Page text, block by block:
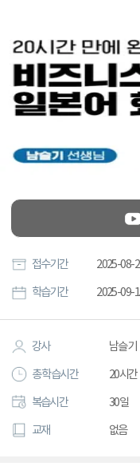
접수기간 2025-08-
학습기간 2025-09-
강사 남슬기
총 학습시간 20시간
복습시간 30일
교재 없음